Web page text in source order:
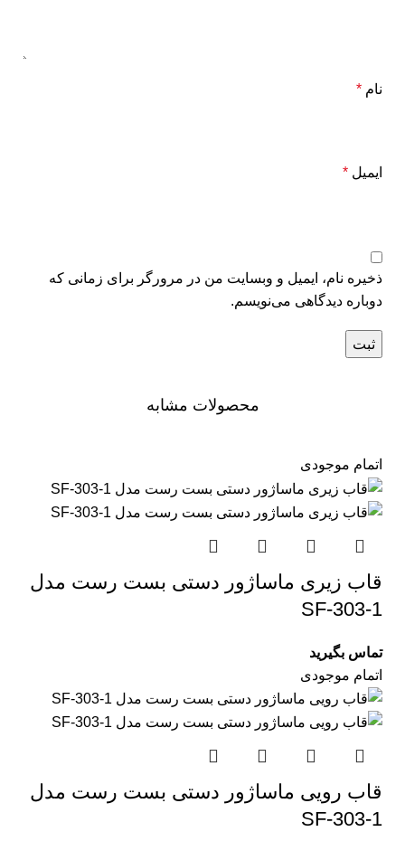
نام *
ایمیل *
ذخیره نام، ایمیل و وبسایت من در مرورگر برای زمانی که
دوباره دیدگاهی می‌نویسم.
محصولات مشابه
اتمام موجودی
قاب زیری ماساژور دستی بست رست مدل
SF-303-1
تماس بگیرید
اتمام موجودی
قاب رویی ماساژور دستی بست رست مدل
SF-303-1